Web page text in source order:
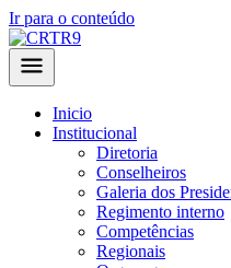
Ir para o conteúdo
Inicio
Institucional
Diretoria
Conselheiros
Galeria dos
Regimento interno
Competências
Regionais